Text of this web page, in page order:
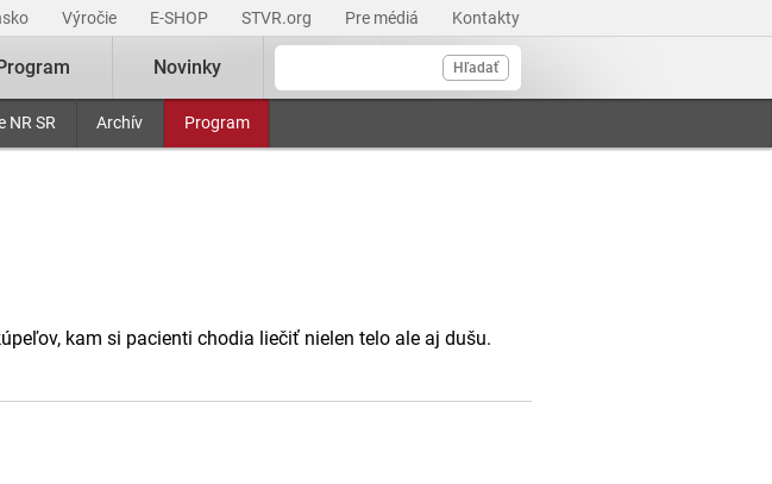
Výročie E-SHOP STVR.org Pre médiá Kontakty
Hľadať
NR SR Archív Program
Novinky
kam si pacienti chodia liečiť nielen telo ale aj dušu.